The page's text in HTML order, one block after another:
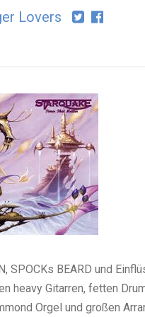
Lovers
SPOCKs BEARD und
heavy Gitarren, fetten
Orgel und großen